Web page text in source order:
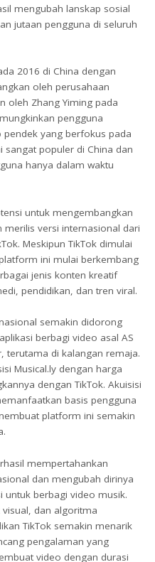
mengubah lanskap sosial
jutaan pengguna di seluruh
2016 di China dengan
oleh perusahaan
oleh Zhang Yiming pada
pengguna
yang berfokus pada
sangat populer di China dan
hanya dalam waktu
untuk mengembangkan
versi internasional dari
Meskipun TikTok dimulai
ini mulai berkembang
jenis konten kreatif
pendidikan, dan tren viral.
semakin didorong
berbagi video asal AS
terutama di kalangan remaja.
Musical.ly dengan harga
dengan TikTok. Akuisisi
basis pengguna
platform ini semakin
mempertahankan
dan mengubah dirinya
untuk berbagi video musik.
dan algoritma
TikTok semakin menarik
pengalaman yang
video dengan durasi